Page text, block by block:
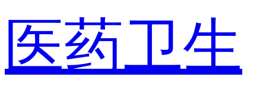
医药卫生